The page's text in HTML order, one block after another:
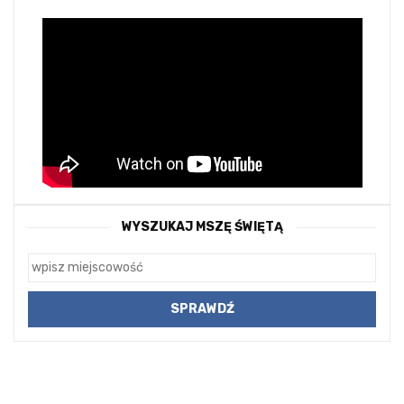
WYSZUKAJ MSZĘ ŚWIĘTĄ